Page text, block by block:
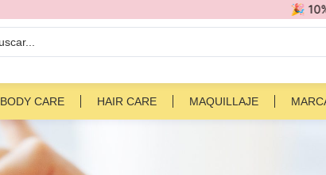
🎉 10% OFF
BODY CARE HAIR CARE MAQUILLAJE